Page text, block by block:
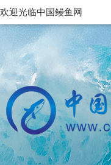
欢迎光临中国鳗鱼网